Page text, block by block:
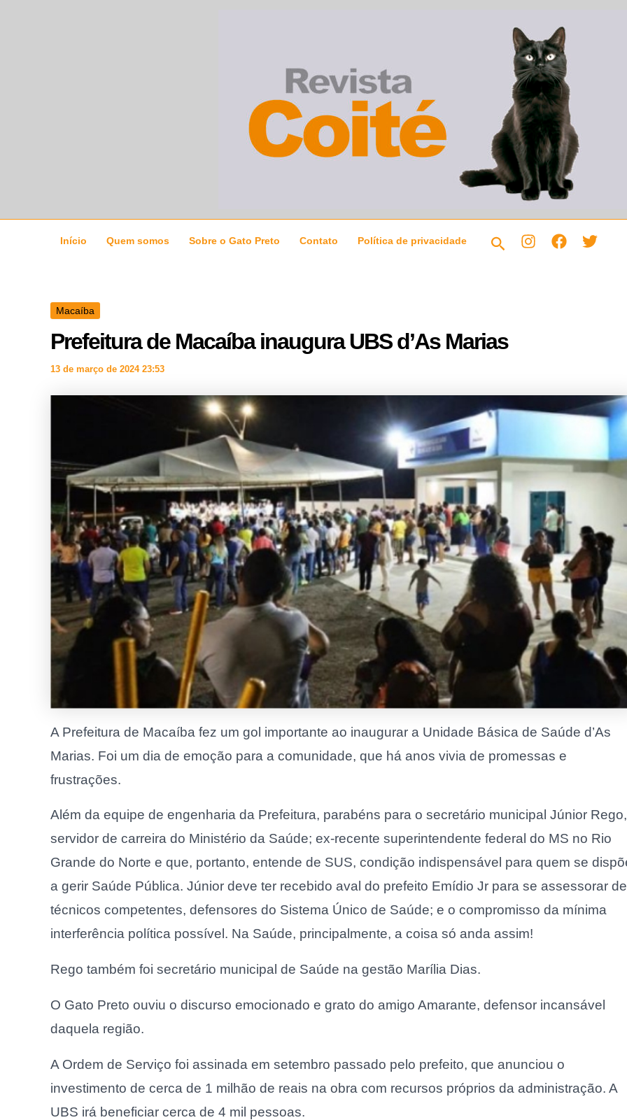
Início Quem somos Sobre o Gato Preto Contato Política de privacidade Pesquisar
Macaíba
Prefeitura de Macaíba inaugura UBS d’As Marias
13 de março de 2024 23:53
A Prefeitura de Macaíba fez um gol importante ao inaugurar a Unidade Básica de Saúde d’As
Marias. Foi um dia de emoção para a comunidade, que há anos vivia de promessas e
frustrações.
Além da equipe de engenharia da Prefeitura, parabéns para o secretário municipal Júnior Rego,
servidor de carreira do Ministério da Saúde; ex-recente superintendente federal do MS no Rio
Grande do Norte e que, portanto, entende de SUS, condição indispensável para quem se
a gerir Saúde Pública. Júnior deve ter recebido aval do prefeito Emídio Jr para se assessorar de
técnicos competentes, defensores do Sistema Único de Saúde; e o compromisso da mínima
interferência política possível. Na Saúde, principalmente, a coisa só anda assim!
Rego também foi secretário municipal de Saúde na gestão Marília Dias.
O Gato Preto ouviu o discurso emocionado e grato do amigo Amarante, defensor incansável
daquela região.
A Ordem de Serviço foi assinada em setembro passado pelo prefeito, que anunciou o
investimento de cerca de 1 milhão de reais na obra com recursos próprios da administração. A
UBS irá beneficiar cerca de 4 mil pessoas.